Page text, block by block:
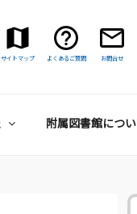
サイトマップ よくあるご質問 お問合せ
附属図書館につ